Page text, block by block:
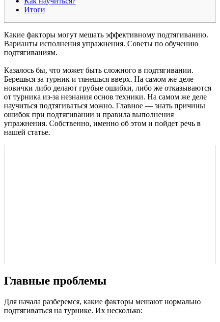
Итоги
Какие факторы могут мешать эффективному подтягиванию.
Варианты исполнения упражнения. Советы по обучению
подтягиваниям.
Казалось бы, что может быть сложного в подтягивании.
Берешься за турник и тянешься вверх. На самом же деле
новички либо делают грубые ошибки, либо же отказываются
от турника из-за незнания основ техники. На самом же деле
научиться подтягиваться можно. Главное — знать причины
ошибок при подтягивании и правила выполнения
упражнения. Собственно, именно об этом и пойдет речь в
нашей статье.
Главные проблемы
Для начала разберемся, какие факторы мешают нормально
подтягиваться на турнике. Их несколько: